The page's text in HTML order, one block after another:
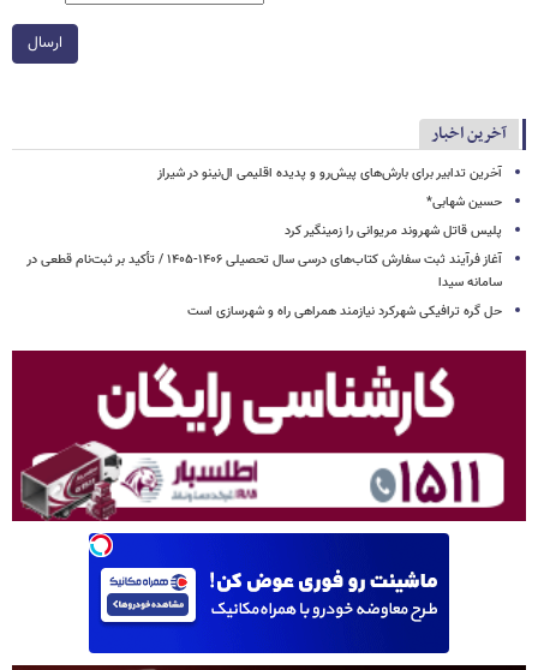
ارسال
آخرین اخبار
آخرین تدابیر برای بارش‌های پیش‌رو و پدیده اقلیمی ال‌نینو در شیراز
حسین شهابی*
پلیس قاتل شهروند مریوانی را زمینگیر کرد
آغاز فرآیند ثبت سفارش کتاب‌های درسی سال تحصیلی ۱۴۰۶-۱۴۰۵ / تأکید بر ثبت‌نام قطعی در
سامانه سیدا
حل گره ترافیکی شهرکرد نیازمند همراهی راه و شهرسازی است